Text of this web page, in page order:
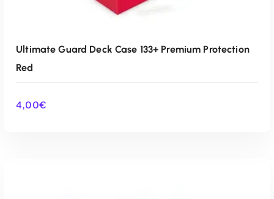
Ultimate Guard Deck Case 133+ Premium Protection
Red
4,00€